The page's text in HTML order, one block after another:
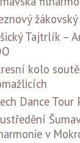
Tajtrlík –
kolo
Dance Tour
v